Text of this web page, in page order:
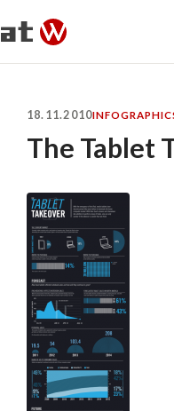
18.11.2010
The Tablet